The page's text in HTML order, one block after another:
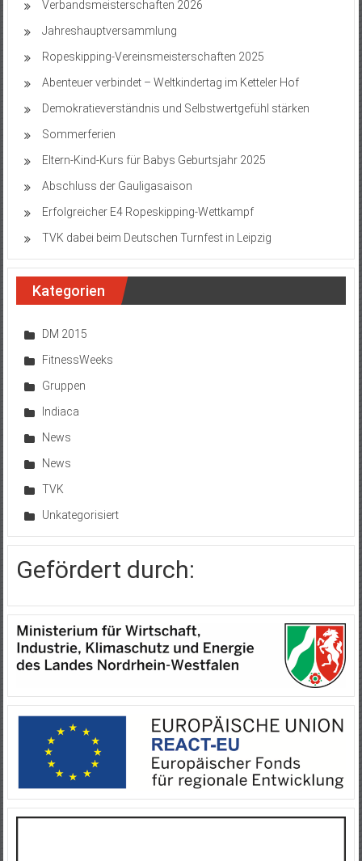
Verbandsmeisterschaften 2026
Jahreshauptversammlung
Ropeskipping-Vereinsmeisterschaften 2025
Abenteuer verbindet – Weltkindertag im Ketteler Hof
Demokratieverständnis und Selbstwertgefühl stärken
Sommerferien
Eltern-Kind-Kurs für Babys Geburtsjahr 2025
Abschluss der Gauligasaison
Erfolgreicher E4 Ropeskipping-Wettkampf
TVK dabei beim Deutschen Turnfest in Leipzig
Kategorien
DM 2015
FitnessWeeks
Gruppen
Indiaca
News
News
TVK
Unkategorisiert
Gefördert durch: